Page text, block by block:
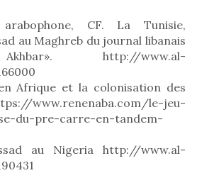
CF. La Tunisie,
au Maghreb du journal libanais
http://www.al-
Afrique et la colonisation des
www.renenaba.com/le-jeu-
du-pre-carre-en-tandem-
au Nigeria http://www.al-